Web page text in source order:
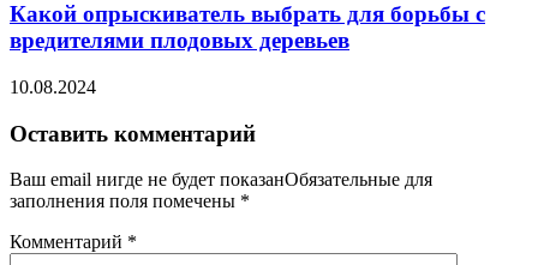
Какой опрыскиватель выбрать для борьбы с
вредителями плодовых деревьев
10.08.2024
Оставить комментарий
Ваш email нигде не будет показанОбязательные для
заполнения поля помечены *
Комментарий *